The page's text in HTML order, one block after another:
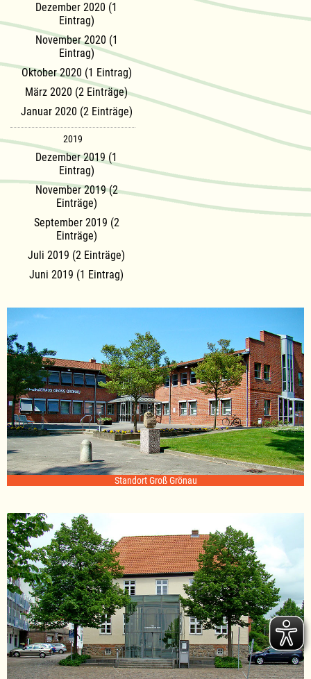
Dezember 2020 (1
Eintrag)
November 2020 (1
Eintrag)
Oktober 2020 (1 Eintrag)
März 2020 (2 Einträge)
Januar 2020 (2 Einträge)
2019
Dezember 2019 (1
Eintrag)
November 2019 (2
Einträge)
September 2019 (2
Einträge)
Juli 2019 (2 Einträge)
Juni 2019 (1 Eintrag)
Standort Groß Grönau